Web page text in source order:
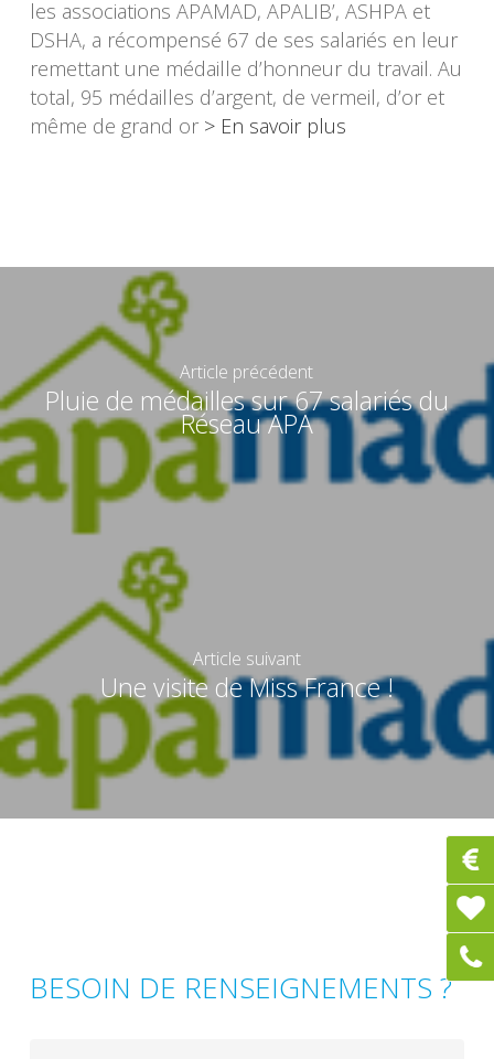
les associations APAMAD, APALIB’, ASHPA et
DSHA, a récompensé 67 de ses salariés en leur
remettant une médaille d’honneur du travail. Au
total, 95 médailles d’argent, de vermeil, d’or et
même de grand or > En savoir plus
Article précédent
Pluie de médailles sur 67 salariés du
Réseau APA
Article suivant
Une visite de Miss France !
BESOIN DE RENSEIGNEMENTS ?